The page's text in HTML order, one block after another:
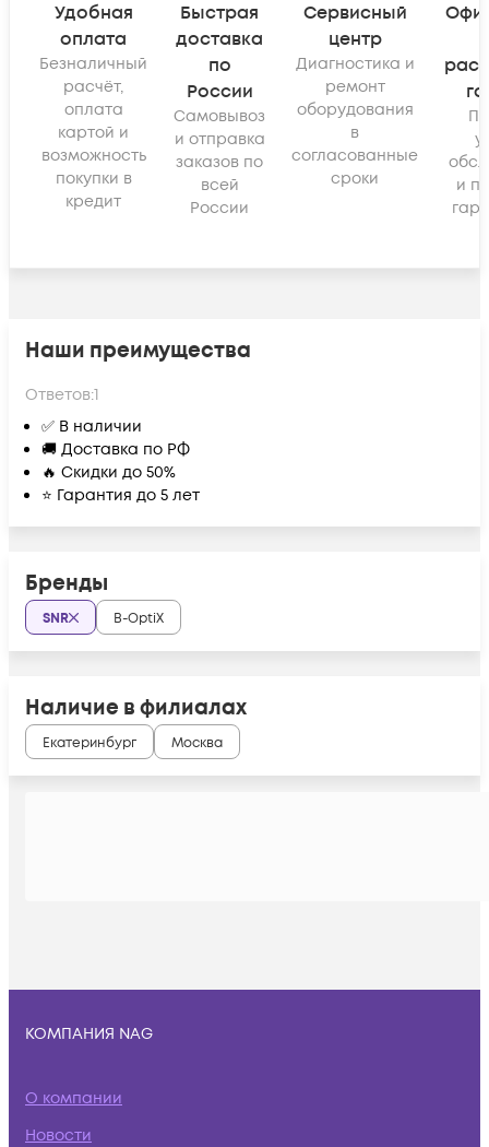
Удобная
оплата
Безналичный
расчёт,
оплата
картой и
возможность
покупки в
кредит
Быстрая
доставка
по
России
Самовывоз
и отправка
заказов по
всей
России
Сервисный
центр
Диагностика и
ремонт
оборудования
в
согласованные
сроки
и
Наши преимущества
Ответов:1
✅ В наличии
🚚 Доставка по РФ
🔥 Скидки до 50%
⭐ Гарантия до 5 лет
Бренды
SNR B-OptiX
Наличие в филиалах
Екатеринбург Москва
КОМПАНИЯ NAG
О компании
Новости